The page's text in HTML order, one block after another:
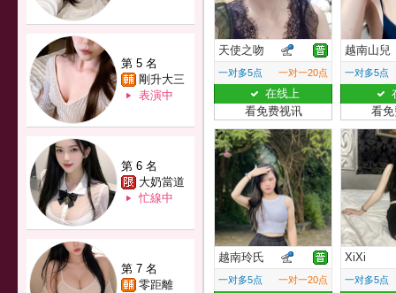
第 5 名
剛升大三
表演中
第 6 名
大奶當道
忙線中
第 7 名
零距離
天使之吻
一对多5点 一对一20点
在线上
看免费视讯
越南山兒
一对多5点
看
越南玲氏
一对多5点 一对一20点
XiXi
一对多5点